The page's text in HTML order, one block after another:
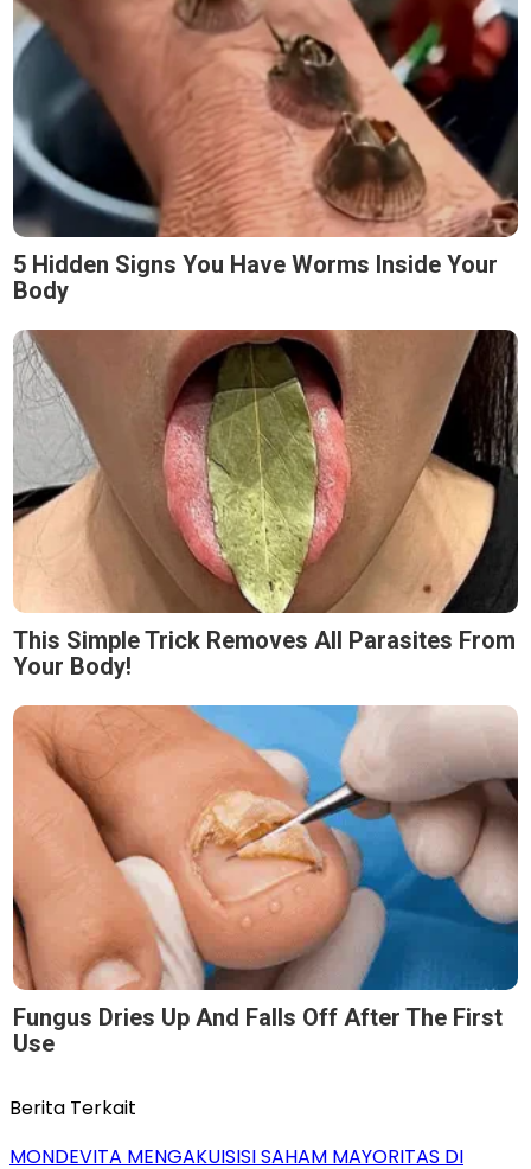
5 Hidden Signs You Have Worms Inside Your
Body
This Simple Trick Removes All Parasites From
Your Body!
Fungus Dries Up And Falls Off After The First
Use
Berita Terkait
MONDEVITA MENGAKUISISI SAHAM MAYORITAS DI